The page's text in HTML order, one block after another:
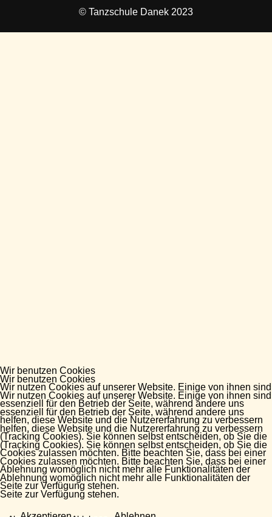
Wir benutzen Cookies
Wir nutzen Cookies auf unserer Website. Einige von ihnen sind
essenziell für den Betrieb der Seite, während andere uns
helfen, diese Website und die Nutzererfahrung zu verbessern
(Tracking Cookies). Sie können selbst entscheiden, ob Sie die
Cookies zulassen möchten. Bitte beachten Sie, dass bei einer
Ablehnung womöglich nicht mehr alle Funktionalitäten der
Seite zur Verfügung stehen.
© Tanzschule Danek 2023
Wir benutzen Cookies
Wir nutzen Cookies auf unserer Website. Einige von ihnen sind
essenziell für den Betrieb der Seite, während andere uns
helfen, diese Website und die Nutzererfahrung zu verbessern
(Tracking Cookies). Sie können selbst entscheiden, ob Sie die
Cookies zulassen möchten. Bitte beachten Sie, dass bei einer
Ablehnung womöglich nicht mehr alle Funktionalitäten der
Seite zur Verfügung stehen.